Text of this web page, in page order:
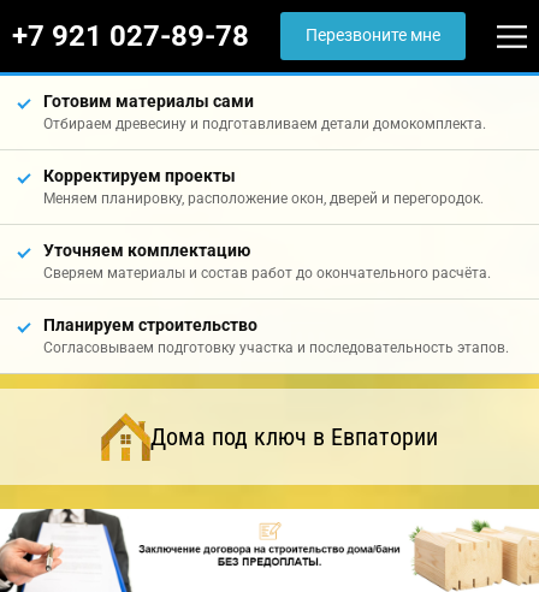
+7 921 027-89-78 Перезвоните мне
Готовим материалы сами
Отбираем древесину и подготавливаем детали домокомплекта.
Корректируем проекты
Меняем планировку, расположение окон, дверей и перегородок.
Уточняем комплектацию
Сверяем материалы и состав работ до окончательного расчёта.
Планируем строительство
Согласовываем подготовку участка и последовательность этапов.
Дома под ключ в Евпатории